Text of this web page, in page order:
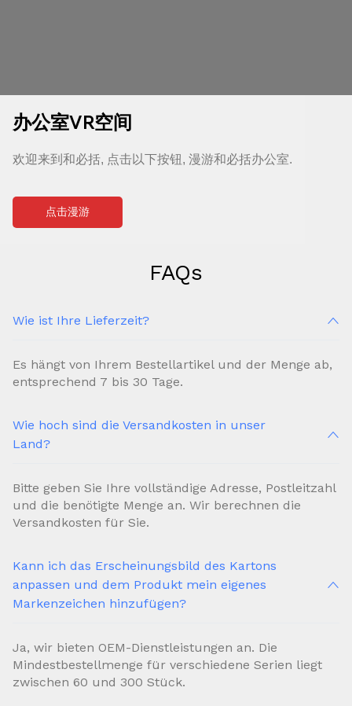
办公室VR空间
欢迎来到和必括, 点击以下按钮, 漫游和必括办公室.
点击漫游
FAQs
Wie ist Ihre Lieferzeit?
Es hängt von Ihrem Bestellartikel und der Menge ab,
entsprechend 7 bis 30 Tage.
Wie hoch sind die Versandkosten in unser
Land?
Bitte geben Sie Ihre vollständige Adresse, Postleitzahl
und die benötigte Menge an. Wir berechnen die
Versandkosten für Sie.
Kann ich das Erscheinungsbild des Kartons
anpassen und dem Produkt mein eigenes
Markenzeichen hinzufügen?
Ja, wir bieten OEM-Dienstleistungen an. Die
Mindestbestellmenge für verschiedene Serien liegt
zwischen 60 und 300 Stück.